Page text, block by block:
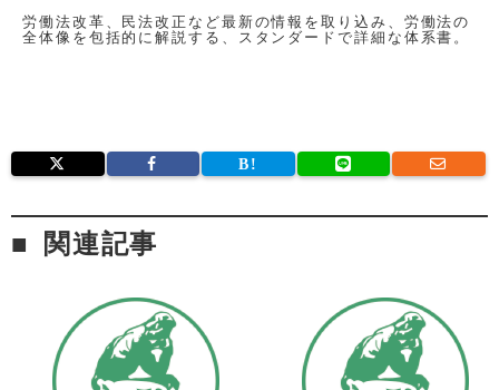
労働法改革、民法改正など最新の情報を取り込み、労働法の
全体像を包括的に解説する、スタンダードで詳細な体系書。
関連記事